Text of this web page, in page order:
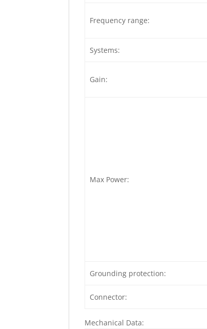
Frequency range:
Systems:
Gain:
Max Power:
Grounding protection:
Connector:
Mechanical Data: